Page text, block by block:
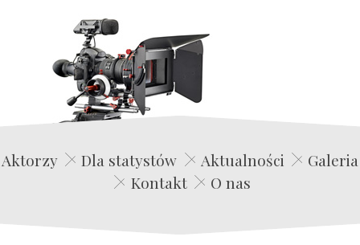
Edwin Film Agencja Aktorska
Aktorzy Dla statystów Aktualności
Galeria
Kontakt
O nas